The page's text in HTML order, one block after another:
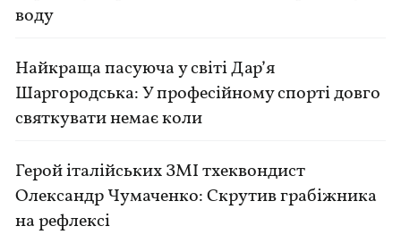
воду
Найкраща пасуюча у світі Дар’я
Шаргородська: У професійному спорті довго
святкувати немає коли
Герой італійських ЗМІ тхеквондист
Олександр Чумаченко: Скрутив грабіжника
на рефлексі